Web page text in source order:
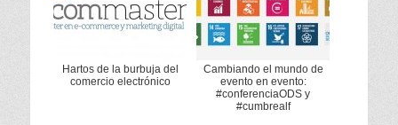
Hartos de la burbuja del
comercio electrónico
Cambiando el mundo de
evento en evento:
#conferenciaODS y
#cumbrealf